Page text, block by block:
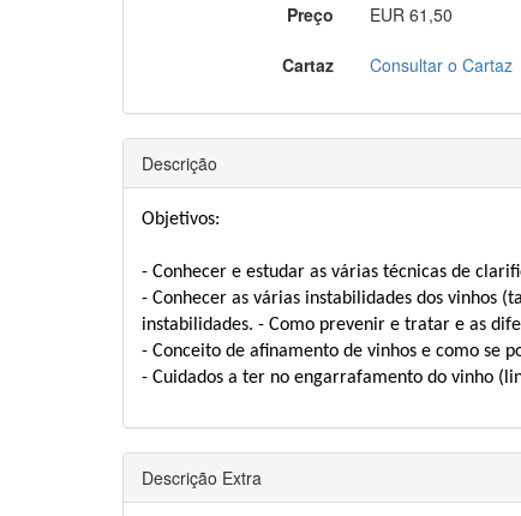
Preço EUR 61,50
Cartaz Consultar o Cartaz
Descrição
Objetivos:
- Conhecer e estudar as várias técnicas de
- Conhecer as várias instabilidades dos vinhos
instabilidades. - Como prevenir e tratar e as
- Conceito de afinamento de vinhos e como se
- Cuidados a ter no engarrafamento do vinho
Descrição Extra